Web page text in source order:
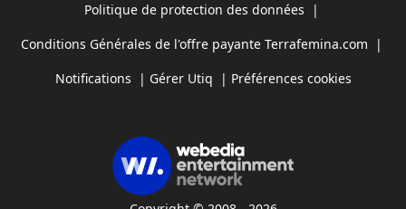
Politique de protection des données |
Conditions Générales de l'offre payante Terrafemina.com |
Notifications | Gérer Utiq | Préférences cookies